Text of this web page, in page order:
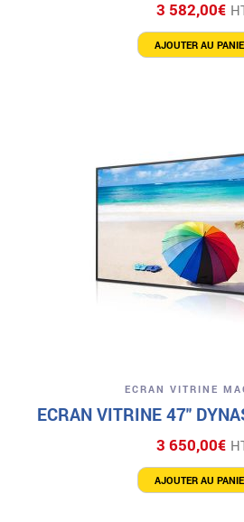
3 582,00€
AJOUTER AU
ECRAN VITRINE
ECRAN VITRINE 47″
3 650,00€
AJOUTER AU